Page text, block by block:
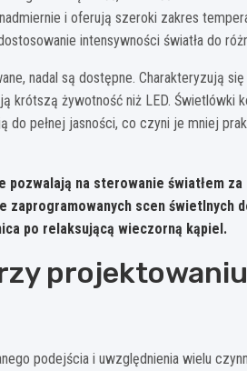
i oferują szeroki zakres
intensywności światła do
nadal są dostępne. Charakteryzują się
krótszą żywotność niż LED. Świetlówki
pełnej jasności, co czyni je mniej
na sterowanie światłem
scen świetlnych
po relaksującą wieczorną kąpiel.
podejścia i uwzględnienia wielu